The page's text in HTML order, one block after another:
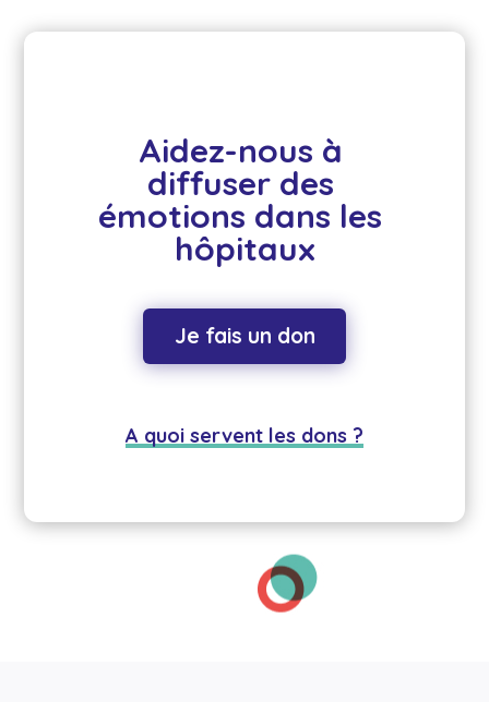
Aidez-nous à
diffuser des
émotions dans les
hôpitaux
Je fais un don
A quoi servent les dons ?